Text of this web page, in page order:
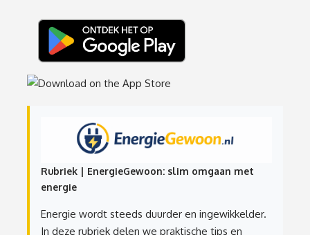
Rubriek | EnergieGewoon: slim omgaan met
energie
Energie wordt steeds duurder en ingewikkelder.
In deze rubriek delen we praktische tips en